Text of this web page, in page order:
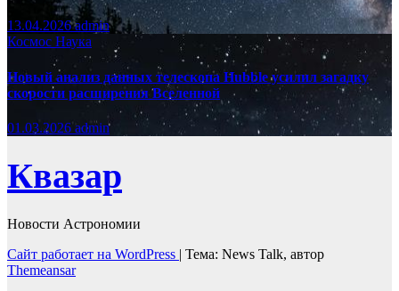
13.04.2026admin
Космос Наука
Новый анализ данных телескопа Hubble усилил загадку
скорости расширения Вселенной
01.03.2026admin
Квазар
Новости Астрономии
Сайт работает на WordPress | Тема: News Talk, автор
Themeansar